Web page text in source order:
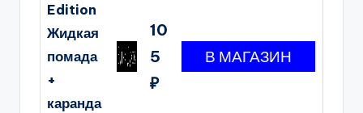
Edition
Жидкая
помада
+
каранда
10
5
₽